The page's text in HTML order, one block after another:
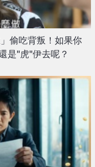
偷吃背叛！如果你
是"虎"伊去呢？